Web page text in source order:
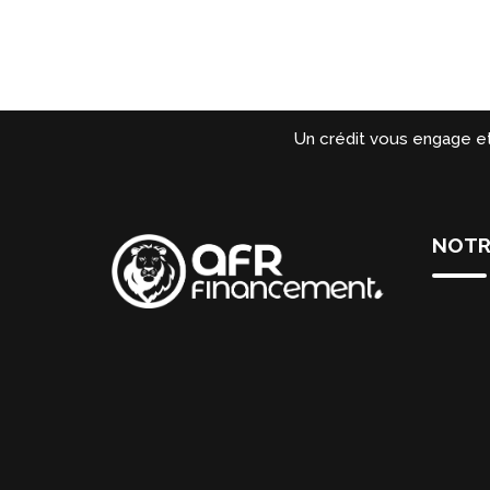
Un crédit vous engage